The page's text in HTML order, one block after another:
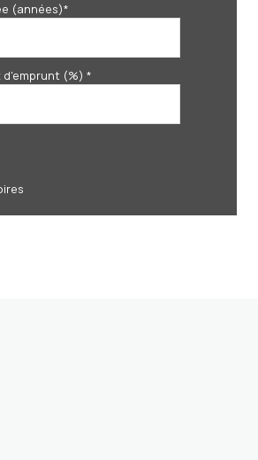
(années)*
d'emprunt (%) *